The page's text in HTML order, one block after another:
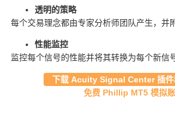
透明的策略
每个交易理念都由专家分析师团队产生，并
性能监控
监控每个信号的性能并将其转换为每个新信
下载 Acuity Signal Center 插件
免费 Phillip MT5 模拟